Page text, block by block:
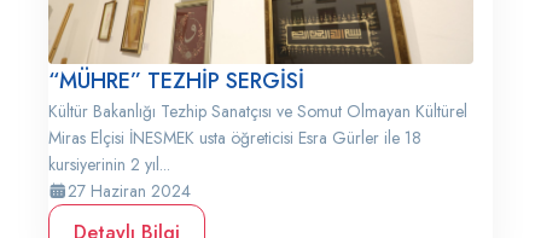
“MÜHRE” TEZHİP SERGİSİ
Kültür Bakanlığı Tezhip Sanatçısı ve Somut Olmayan Kültürel
Miras Elçisi İNESMEK usta öğreticisi Esra Gürler ile 18
kursiyerinin 2 yıl...
27 Haziran 2024